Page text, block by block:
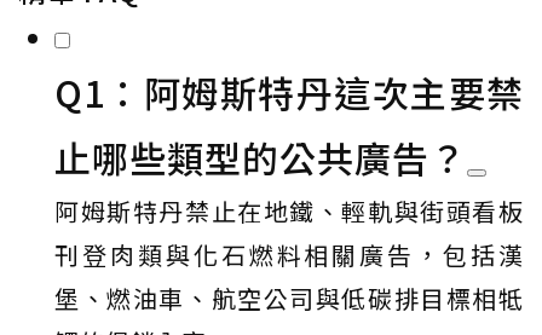
Q1：阿姆斯特丹這次主要禁
止哪些類型的公共廣告？
阿姆斯特丹禁止在地鐵、輕軌與街頭看板
刊登肉類與化石燃料相關廣告，包括漢
堡、燃油車、航空公司與低碳排目標相牴